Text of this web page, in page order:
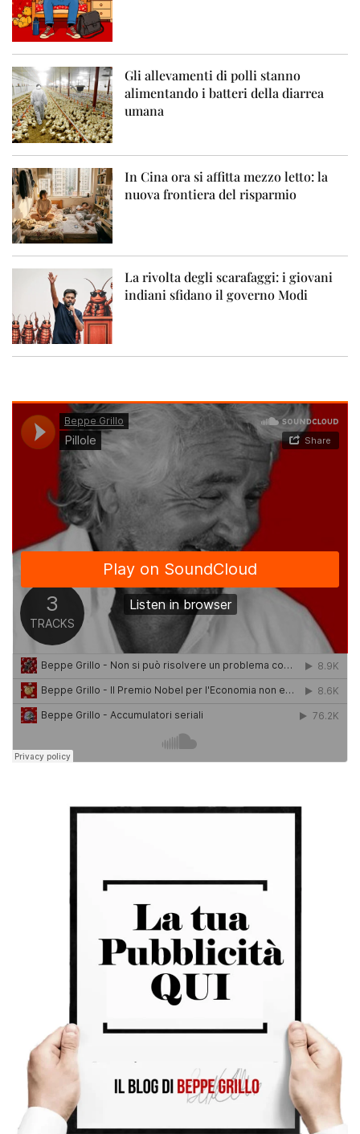
Gli allevamenti di polli stanno
alimentando i batteri della diarrea
umana
In Cina ora si affitta mezzo letto: la
nuova frontiera del risparmio
La rivolta degli scarafaggi: i giovani
indiani sfidano il governo Modi